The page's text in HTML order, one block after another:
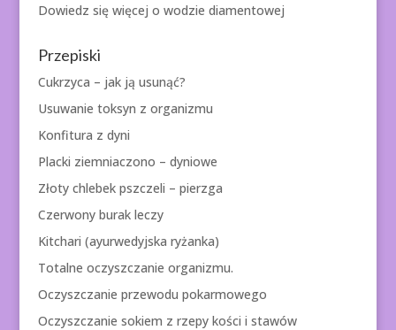
Dowiedz się więcej o wodzie diamentowej
Przepiski
Cukrzyca – jak ją usunąć?
Usuwanie toksyn z organizmu
Konfitura z dyni
Placki ziemniaczono – dyniowe
Złoty chlebek pszczeli – pierzga
Czerwony burak leczy
Kitchari (ayurwedyjska ryżanka)
Totalne oczyszczanie organizmu.
Oczyszczanie przewodu pokarmowego
Oczyszczanie sokiem z rzepy kości i stawów